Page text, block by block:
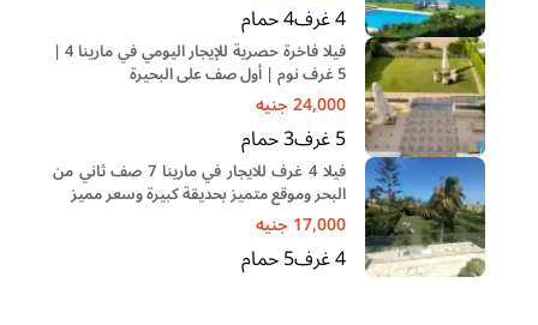
4غرف4حمام
فيلا فاخرة حصرية للإيجار اليومي في مارينا 4 |
5 غرف نوم | أول صف على البحيرة
24,000جنيه
5غرف3حمام
فيلا 4 غرف للايجار في مارينا 7 صف ثاني من
البحر وموقع متميز بحديقة كبيرة وسعر مميز
17,000 جنيه
4غرف5حمام